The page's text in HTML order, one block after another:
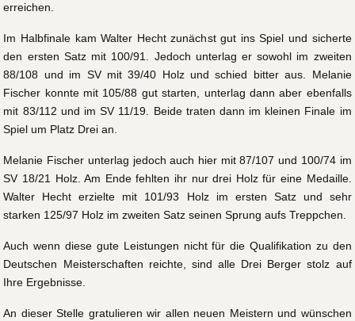
erreichen.
Im Halbfinale kam Walter Hecht zunächst gut ins Spiel und sicherte
den ersten Satz mit 100/91. Jedoch unterlag er sowohl im zweiten
88/108 und im SV mit 39/40 Holz und schied bitter aus. Melanie
Fischer konnte mit 105/88 gut starten, unterlag dann aber ebenfalls
mit 83/112 und im SV 11/19. Beide traten dann im kleinen Finale im
Spiel um Platz Drei an.
Melanie Fischer unterlag jedoch auch hier mit 87/107 und 100/74 im
SV 18/21 Holz. Am Ende fehlten ihr nur drei Holz für eine Medaille.
Walter Hecht erzielte mit 101/93 Holz im ersten Satz und sehr
starken 125/97 Holz im zweiten Satz seinen Sprung aufs Treppchen.
Auch wenn diese gute Leistungen nicht für die Qualifikation zu den
Deutschen Meisterschaften reichte, sind alle Drei Berger stolz auf
Ihre Ergebnisse.
An dieser Stelle gratulieren wir allen neuen Meistern und wünschen